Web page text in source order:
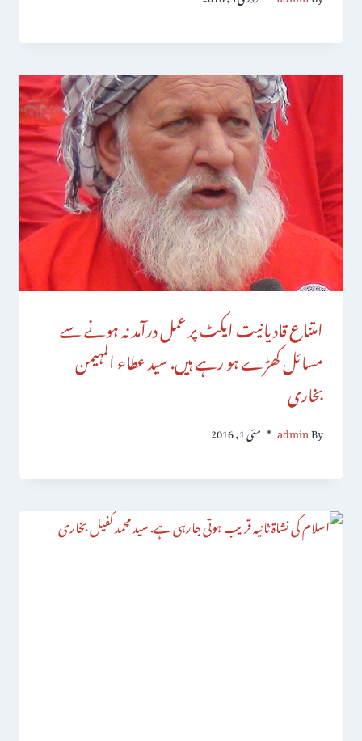
امتناع قادیانیت ایکٹ پر عمل درآمد نہ ہونے سے
مسائل کھڑے ہو رہے ہیں. سید عطاء المہیمن
بخاری
By
admin مئی 1, 2016